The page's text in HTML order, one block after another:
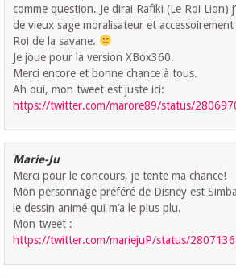
comme question. Je dirai Rafiki (Le Roi Lion)
de vieux sage moralisateur et
Roi de la savane.
Je joue pour la version XBox360.
Merci encore et bonne chance à tous.
Ah oui, mon tweet est juste ici:
https://twitter.com/marore89/status/
Marie-Ju
Merci pour le concours, je tente ma chance!
Mon personnage préféré de Disney est
le dessin animé qui m’a le plus plu.
Mon tweet :
https://twitter.com/mariejuP/status/